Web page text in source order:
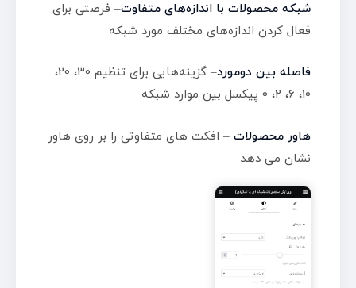
شبکه‌ محصولات با اندازه‌های متفاوت– فرصتی برای
فعال کردن اندازه‌های مختلف مورد شبکه
فاصله بین دومورد
– گزینه‌هایی برای تنظیم 30، 20،
10، 6، 2، 0 پیکسل بین موارد شبکه
هاور محصولات– افکت های متفاوتی را بر روی هاور
نشان می دهد